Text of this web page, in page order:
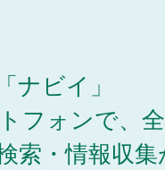
ビイ」
フォンで、
索・情報収